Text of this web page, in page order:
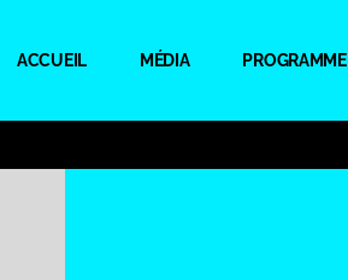
ACCUEIL MÉDIA PROGRAMME